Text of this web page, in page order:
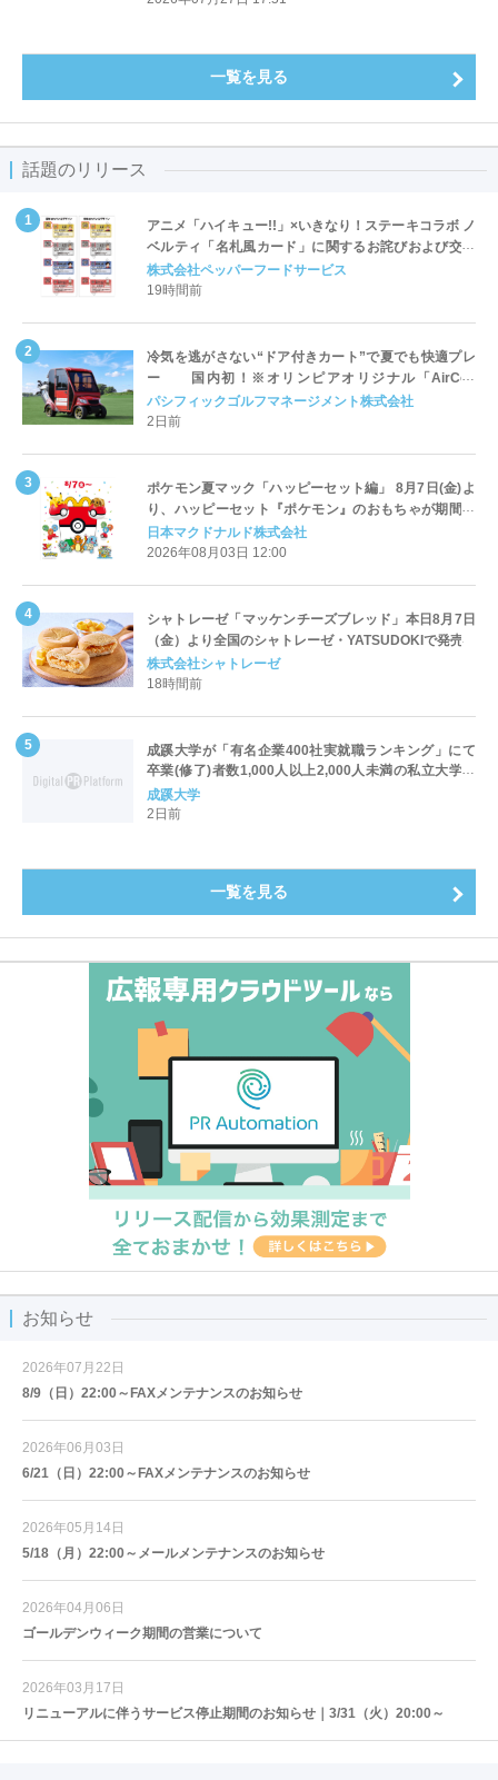
一覧を見る
話題のリリース
アニメ「ハイキュー!!」×いきなり！ステーキコラボ ノ
ベルティ「名札風カード」に関するお詫びおよび交換
対応についてのご案内
株式会社ペッパーフードサービス
19時間前
冷気を逃がさない“ドア付きカート”で夏でも快適プレ
ー 国内初！※オリンピアオリジナル「AirCon
Cart（エアコンカート）」導入 | ＰＧＭ
パシフィックゴルフマネージメント株式会社
2日前
ポケモン夏マック「ハッピーセット編」 8月7日(金)よ
り、ハッピーセット『ポケモン』のおもちゃが期間限
定登場
日本マクドナルド株式会社
2026年08月03日 12:00
シャトレーゼ「マッケンチーズブレッド」本日8月7日
（金）より全国のシャトレーゼ・YATSUDOKIで発売
株式会社シャトレーゼ
18時間前
成蹊大学が「有名企業400社実就職ランキング」にて
卒業(修了)者数1,000人以上2,000人未満の私立大学で
全国第1位を獲得！～実就職率は26.5%（前年比＋
4.3pt）に伸長、東京の私立大学でも10位にランクイン
成蹊大学
2日前
一覧を見る
お知らせ
2026年07月22日
8/9（日）22:00～FAXメンテナンスのお知らせ
2026年06月03日
6/21（日）22:00～FAXメンテナンスのお知らせ
2026年05月14日
5/18（月）22:00～メールメンテナンスのお知らせ
2026年04月06日
ゴールデンウィーク期間の営業について
2026年03月17日
リニューアルに伴うサービス停止期間のお知らせ｜3/31（火）20:00～